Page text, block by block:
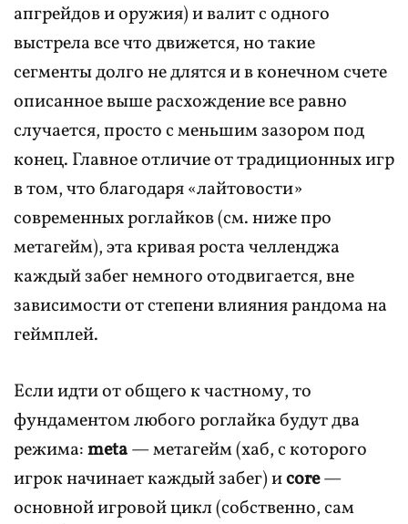
апгрейдов и оружия) и валит с одного
выстрела все что движется, но такие
сегменты долго не длятся и в конечном счете
описанное выше расхождение все равно
случается, просто с меньшим зазором под
конец. Главное отличие от традиционных игр
в том, что благодаря «лайтовости»
современных роглайков (см. ниже про
метагейм), эта кривая роста челленджа
каждый забег немного отодвигается, вне
зависимости от степени влияния рандома на
геймплей.
Если идти от общего к частному, то
фундаментом любого роглайка будут два
режима:meta— метагейм (хаб, с которого
игрок начинает каждый забег) иcore—
основной игровой цикл (собственно, сам